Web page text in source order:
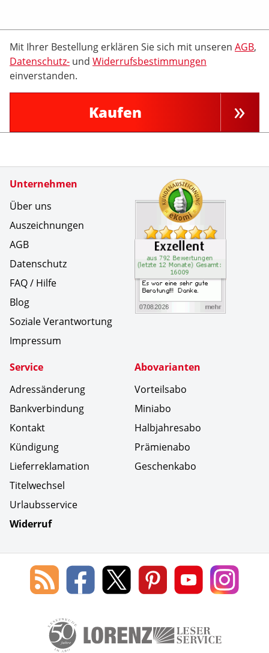
Mit Ihrer Bestellung erklären Sie sich mit unseren AGB,
Datenschutz- und Widerrufsbestimmungen
einverstanden.
Kaufen
Unternehmen
Über uns
Auszeichnungen
AGB
Datenschutz
FAQ / Hilfe
Blog
Soziale Verantwortung
Impressum
Service
Adressänderung
Bankverbindung
Kontakt
Kündigung
Lieferreklamation
Titelwechsel
Urlaubsservice
Widerruf
Abovarianten
Vorteilsabo
Miniabo
Halbjahresabo
Prämienabo
Geschenkabo
Zertifikate
Social Media
Blog
des
Leserservice
Lorenz
Leserservice
Lorenz
Leserservice
Lorenz
Leserservice
Lorenz
Leserservice
Lorenz